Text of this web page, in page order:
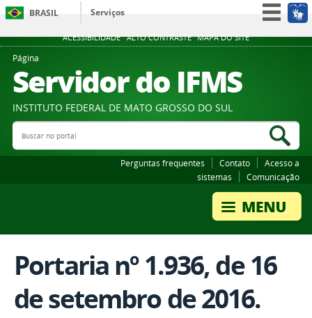
ACESSIBILIDADE ALTO CONTRASTE MAPA DO SITE
BRASIL
Serviços
Participe
Legislação
Canais
Página
Servidor do IFMS
INSTITUTO FEDERAL DE MATO GROSSO DO SUL
Buscar no portal
Perguntas frequentes Contato
Acesso a
sistemas
Comunicação
Portaria nº 1.936, de 16
de setembro de 2016.